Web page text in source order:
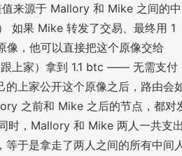
来源于 Mallory 和 Mike 之间的中
如果 Mike 转发了交易、最终用 1
像，他可以直接把这个原像交给
上家）拿到 1.1 btc —— 无需支付
上家公开这个原像之后，路由会
之前和 Mike 之后的节点，都对
时，Mallory 和 Mike 两人一共支
等于是拿走了两人之间的所有中间